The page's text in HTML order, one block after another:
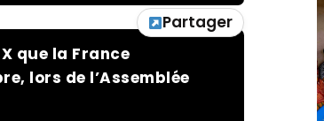
Partager
que la France
lors de l’Assemblée